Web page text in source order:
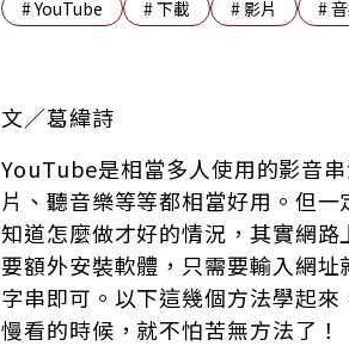
#YouTube #下載 # 影片 #
文／葛緯詩
YouTube是相當多人使用的影音
片、聽音樂等等都相當好用。但
知道怎麼做才好的情況，其實網
要額外安裝軟體，只需要輸入網
字串即可。以下這幾個方法學起
慢看的時候，就不怕苦無方法了！